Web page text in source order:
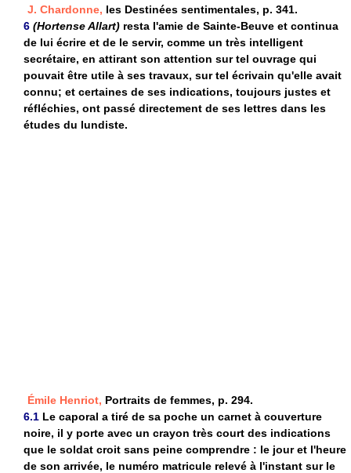
J. Chardonne, les Destinées sentimentales, p. 341.
6 (Hortense Allart) resta l'amie de Sainte-Beuve et continua
de lui écrire et de le servir, comme un très intelligent
secrétaire, en attirant son attention sur tel ouvrage qui
pouvait être utile à ses travaux, sur tel écrivain qu'elle avait
connu; et certaines de ses indications, toujours justes et
réfléchies, ont passé directement de ses lettres dans les
études du lundiste.
Émile Henriot, Portraits de femmes, p. 294.
6.1 Le caporal a tiré de sa poche un carnet à couverture
noire, il y porte avec un crayon très court des indications
que le soldat croit sans peine comprendre : le jour et l'heure
de son arrivée, le numéro matricule relevé à l'instant sur le